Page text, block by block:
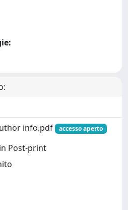
info.pdf
accesso aperto
Post-print